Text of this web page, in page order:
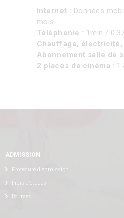
Internet : Données
mois
Téléphonie : 1min /
Chauffage, électricité,
Abonnement salle de
2 places de cinéma :
ADMISSION
Procédure d'admission
Frais d’études
Bourses